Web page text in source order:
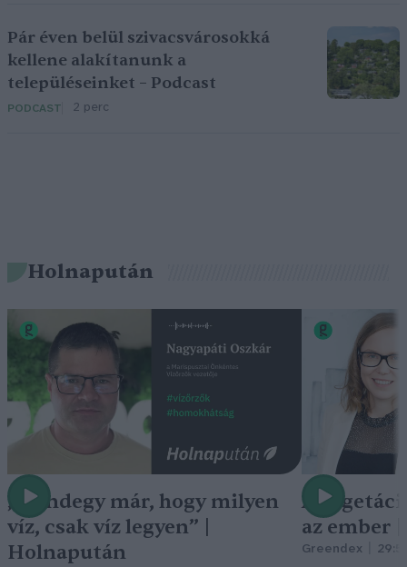
Pár éven belül szivacsvárosokká
kellene alakítanunk a
településeinket – Podcast
PODCAST 2 perc
Holnapután
„Mindegy már, hogy milyen
víz, csak víz legyen” |
Holnapután
A
az ember
Greendex